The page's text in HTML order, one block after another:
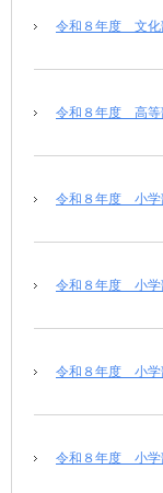
令和８年度 文
令和８年度 高等
令和８年度 小学
令和８年度 小学
令和８年度 小学
令和８年度 小学